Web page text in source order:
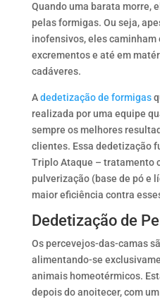
Quando uma barata morre,
pelas formigas. Ou seja,
inofensivos, eles caminham
excrementos e até em
cadáveres.
Adedetização de formigas
realizada por uma equipe
sempre os melhores
clientes. Essa dedetização
Triplo Ataque – tratamento
pulverização (base de pó e
maior eficiência contra
Dedetização de
Os percevejos-das-camas
alimentando-se
animais homeotérmicos.
depois do anoitecer, com